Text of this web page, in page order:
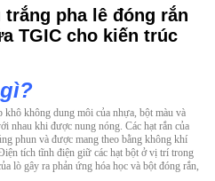
pha lê đóng rắn
TGIC cho kiến ​​trúc
không dung môi của nhựa, bột màu và
nhau khi được nung nóng. Các hạt rắn của
phun và được mang theo bằng không khí
tích tĩnh điện giữ các hạt bột ở vị trí trong
lò gây ra phản ứng hóa học và bột đóng rắn,